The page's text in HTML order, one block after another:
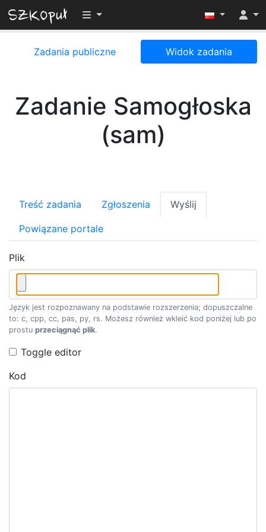
Przełącz widoczność menu
Zadania publiczne Widok zadania
Zadanie Samogłoska
(sam)
Treść zadania Zgłoszenia Wyślij
Powiązane portale
Plik
Język jest rozpoznawany na podstawie rozszerzenia; dopuszczalne
to: c, cpp, cc, pas, py, rs. Możesz również wkleić kod poniżej lub po
prostu przeciągnąć plik.
Toggle editor
Kod